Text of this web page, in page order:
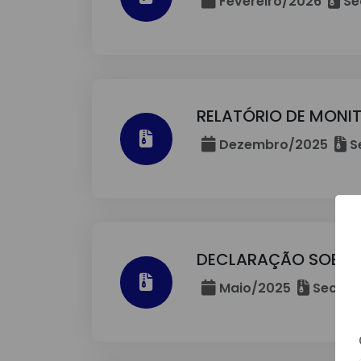
RELATÓRIO DE
Dezembro/2025
DECLARAÇÃO
Maio/2025